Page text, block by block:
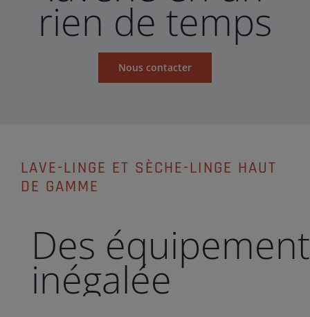
rien de temps
Nous contacter
LAVE-LINGE ET SÈCHE-LINGE HAUT
DE GAMME
Des
inégalée